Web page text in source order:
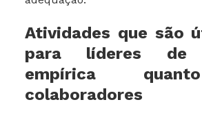
Atividades que são
para líderes de
empírica
colaboradores